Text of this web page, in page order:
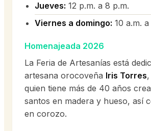
Jueves: 12 p.m. a 8 p.m.
Viernes a domingo: 10 a.m.
Homenajeada 2026
La Feria de Artesanías está
artesana orocoveña Iris Torres
quien tiene más de 40 años
santos en madera y hueso, así
en corozo.